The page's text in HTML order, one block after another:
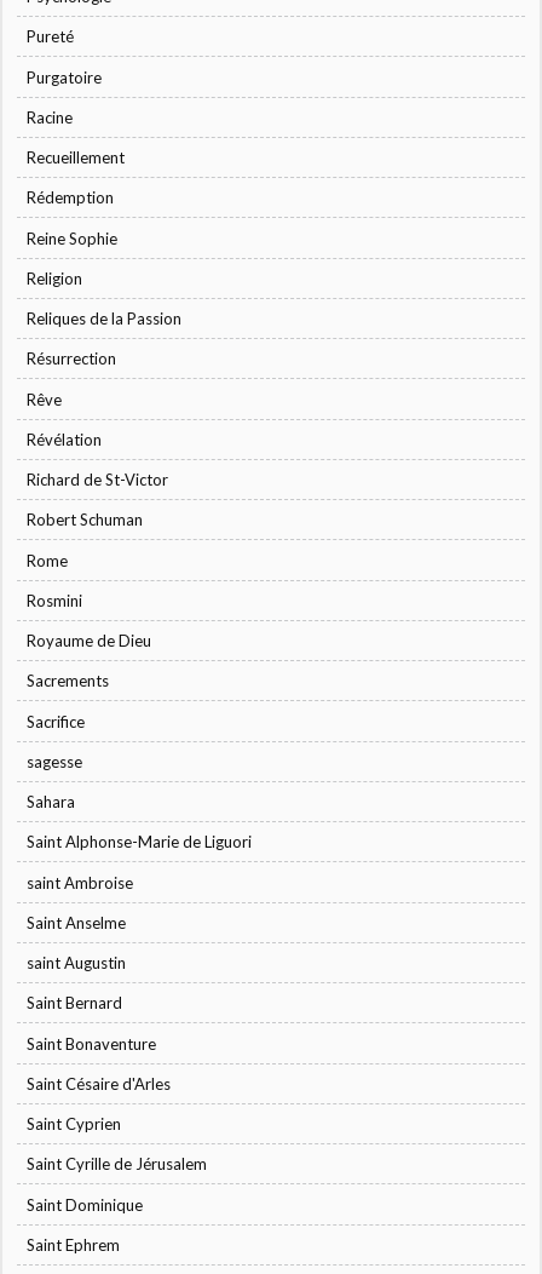
Pureté
Purgatoire
Racine
Recueillement
Rédemption
Reine Sophie
Religion
Reliques de la Passion
Résurrection
Rêve
Révélation
Richard de St-Victor
Robert Schuman
Rome
Rosmini
Royaume de Dieu
Sacrements
Sacrifice
sagesse
Sahara
Saint Alphonse-Marie de Liguori
saint Ambroise
Saint Anselme
saint Augustin
Saint Bernard
Saint Bonaventure
Saint Césaire d'Arles
Saint Cyprien
Saint Cyrille de Jérusalem
Saint Dominique
Saint Ephrem